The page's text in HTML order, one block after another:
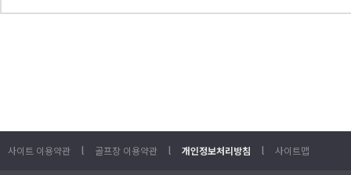
사이트 이용약관 l 골프장 이용약관 l 개인정보처리방침 l 사이트맵